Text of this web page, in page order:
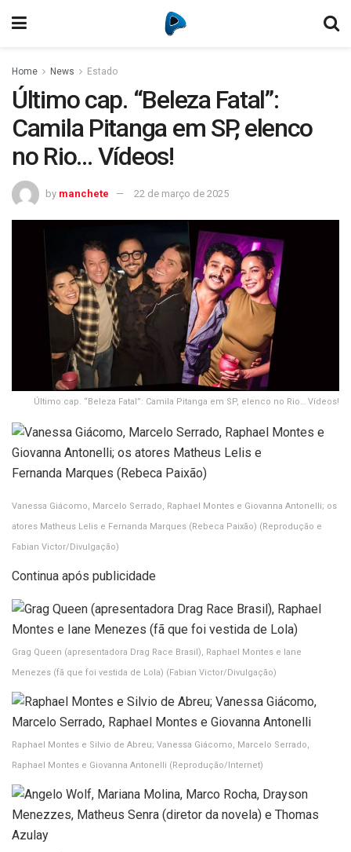
Home News Estado
Último cap. “Beleza Fatal”:
Camila Pitanga em SP, elenco
no Rio… Vídeos!
by manchete 22 de março de 2025
Último cap. “Beleza Fatal”: Camila Pitanga em SP, elenco no Rio… Vídeos!
Vanessa Giácomo, Marcelo Serrado, Raphael Montes e Giovanna Antonelli; os
atores Matheus Lelis e Fernanda Marques (Rebeca Paixão) (Reprodução e
Fabian Victor/Divulgação)
Continua após publicidade
Grag Queen (apresentadora Drag Race Brasil), Raphael Montes e Iane
Menezes (fã que foi vestida de Lola) (Fabian Victor/Divulgação)
Raphael Montes e Silvio de Abreu; Vanessa Giácomo, Marcelo Serrado,
Raphael Montes e Giovanna Antonelli (Reprodução/Internet)